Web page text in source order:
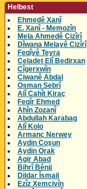
Helbest
Ehmedê Xanî
E. Xanî - Memozîn
Mela Ahmedê Cizîrî
Dîwana Melayê Cizîrî
Feqîyê Teyra
Celadet Elî Bedirxan
Cîgerxwîn
Ciwanê Abdal
Osman Sebrî
Alî Cahît Kiraç
Feqîr Ehmed
Ahîn Zozanî
Abdullah Karabag
Alî Kolo
Armanc Nerwey
Aydin Coşun
Aydin Orak
Agir Abad
Bihrî Bênij
Dildar Îsmail
Ezîz Xemcivîn